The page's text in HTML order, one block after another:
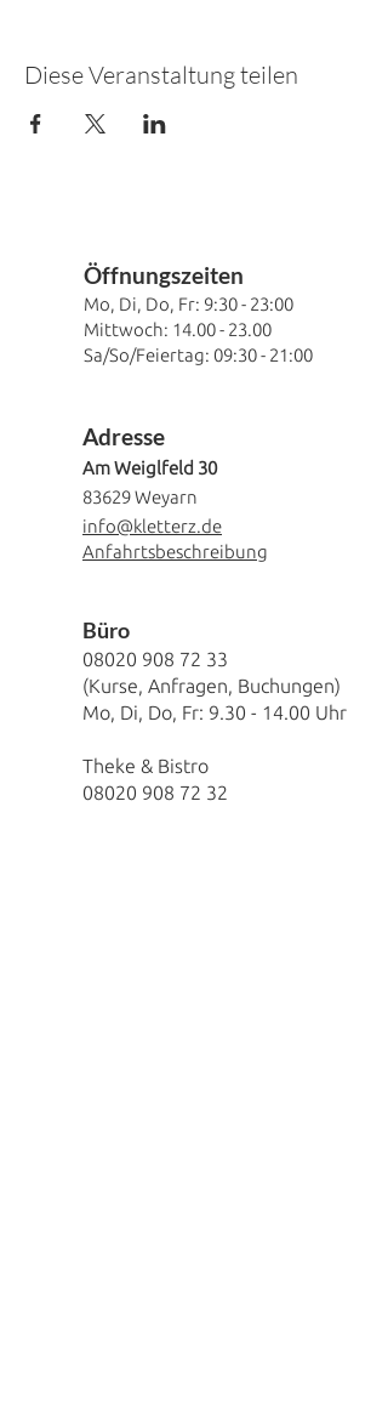
Diese Veranstaltung teilen
Öffnungszeiten
Mo, Di, Do, Fr: 9:30- 23:00
Mittwoch: 14.00 - 23.00
Sa/So/Feiertag: 09:30 - 21:00
Adresse
Am Weiglfeld 30
83629 Weyarn
info@kletterz.de
Anfahrtsbeschreibung
​Büro
08020 908 72 33
(Kurse, Anfragen, Buchungen)
Mo, Di, Do, Fr: 9.30 - 14.00 Uhr
Theke & Bistro
08020 908 72 32